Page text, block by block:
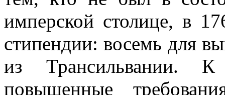
имперской столице, в
стипендии: восемь для
из Трансильвании. К
повышенные